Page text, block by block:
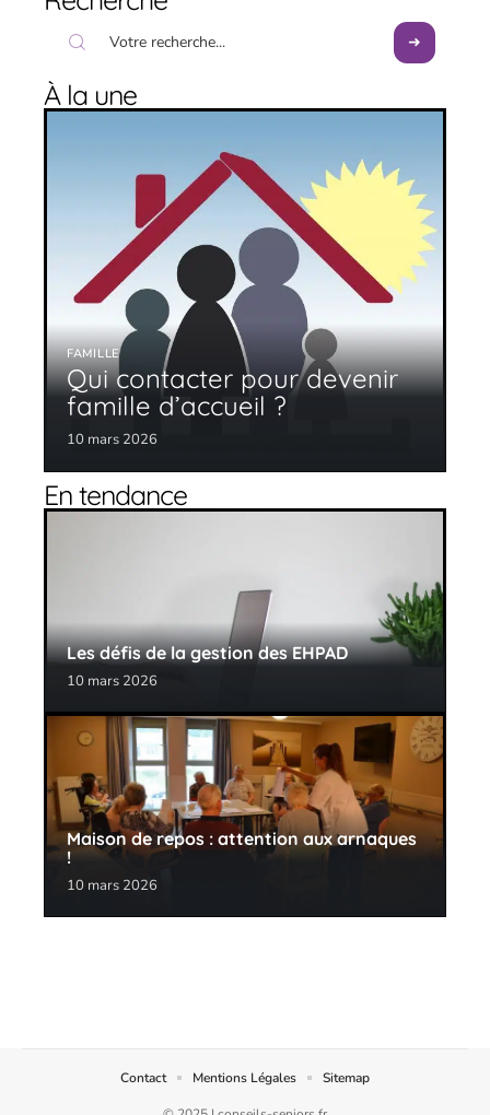
À la une
FAMILLE
Qui contacter pour devenir
famille d’accueil ?
10 mars 2026
En tendance
Les défis de la gestion des EHPAD
10 mars 2026
Maison de repos : attention aux arnaques
!
10 mars 2026
Contact Mentions Légales Sitemap